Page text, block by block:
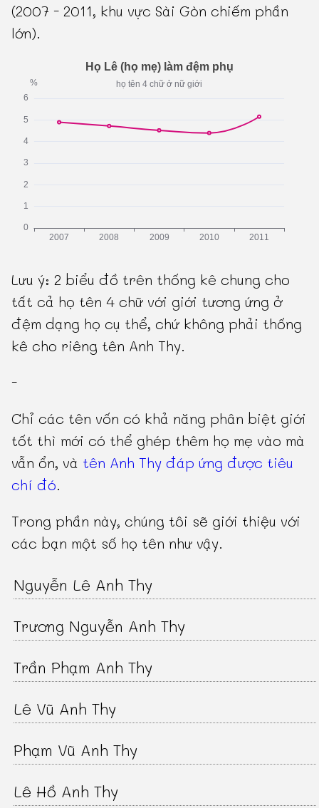
(2007 - 2011, khu vực Sài Gòn chiếm phần
lớn).
Lưu ý: 2 biểu đồ trên thống kê chung cho
tất cả họ tên 4 chữ với giới tương ứng ở
đệm dạng họ cụ thể, chứ không phải thống
kê cho riêng tên Anh Thy.
-
Chỉ các tên vốn có khả năng phân biệt giới
tốt thì mới có thể ghép thêm họ mẹ vào mà
vẫn ổn, và tên Anh Thy đáp ứng được tiêu
chí đó.
Trong phần này, chúng tôi sẽ giới thiệu với
các bạn một số họ tên như vậy.
Nguyễn Lê Anh Thy
Trương Nguyễn Anh Thy
Trần Phạm Anh Thy
Lê Vũ Anh Thy
Phạm Vũ Anh Thy
Lê Hồ Anh Thy